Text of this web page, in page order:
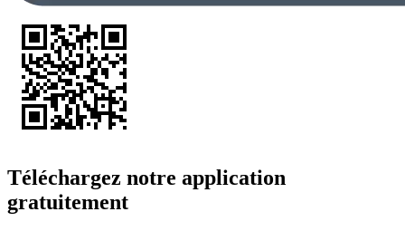
Téléchargez notre application
gratuitement